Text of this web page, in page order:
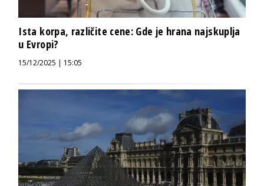
Ista korpa, različite cene: Gde je hrana najskuplja
u Evropi?
15/12/2025 | 15:05